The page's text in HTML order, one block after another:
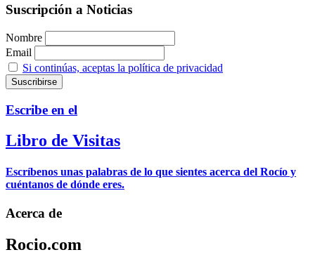
Suscripción a Noticias
Nombre
Email
Si continúas, aceptas la política de privacidad
Escribe en el
Libro de Visitas
Escríbenos unas palabras de lo que sientes acerca del Rocío y
cuéntanos de dónde eres.
Acerca de
Rocio.com